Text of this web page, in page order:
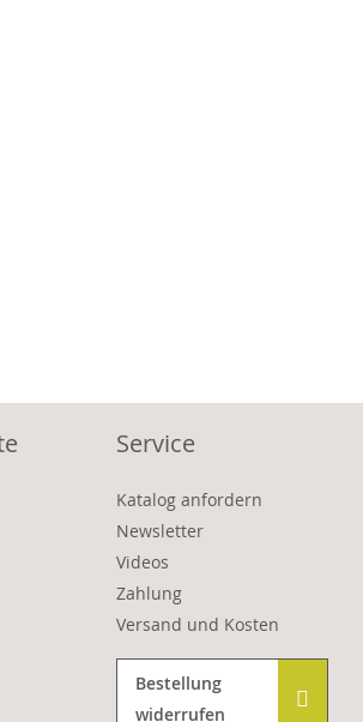
Service
Katalog anfordern
Newsletter
Videos
Zahlung
Versand und Kosten
Bestellung
widerrufen